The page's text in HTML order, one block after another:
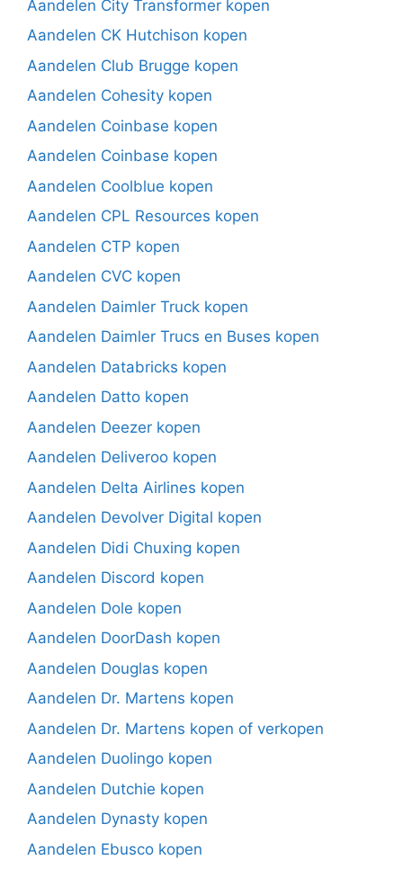
Aandelen City Transformer kopen
Aandelen CK Hutchison kopen
Aandelen Club Brugge kopen
Aandelen Cohesity kopen
Aandelen Coinbase kopen
Aandelen Coinbase kopen
Aandelen Coolblue kopen
Aandelen CPL Resources kopen
Aandelen CTP kopen
Aandelen CVC kopen
Aandelen Daimler Truck kopen
Aandelen Daimler Trucs en Buses kopen
Aandelen Databricks kopen
Aandelen Datto kopen
Aandelen Deezer kopen
Aandelen Deliveroo kopen
Aandelen Delta Airlines kopen
Aandelen Devolver Digital kopen
Aandelen Didi Chuxing kopen
Aandelen Discord kopen
Aandelen Dole kopen
Aandelen DoorDash kopen
Aandelen Douglas kopen
Aandelen Dr. Martens kopen
Aandelen Dr. Martens kopen of verkopen
Aandelen Duolingo kopen
Aandelen Dutchie kopen
Aandelen Dynasty kopen
Aandelen Ebusco kopen